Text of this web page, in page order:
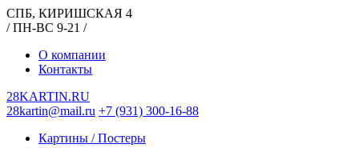
СПБ, КИРИШСКАЯ 4
/ ПН-ВС 9-21 /
О компании
Контакты
28KARTIN.RU
28kartin@mail.ru +7 (931) 300-16-88
Картины / Постеры